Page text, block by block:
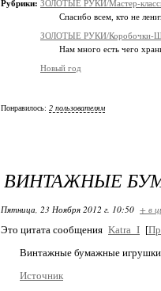
Рубрики: ЗОЛОТЫЕ РУКИ/Мастер-
Спасибо всем, кто не
ЗОЛОТЫЕ РУКИ/Коробочки-
Нам много есть чего
Новый год
Понравилось: 2 пользователям
ВИНТАЖНЫЕ
Пятница, 23 Ноября 2012 г. 10:50 + в
Это цитата сообщения Katra_I [
Винтажные бумажные
Источник